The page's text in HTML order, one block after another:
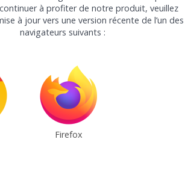
à profiter de notre produit, veuillez
à jour vers une version récente de l’un des
navigateurs suivants :
Firefox